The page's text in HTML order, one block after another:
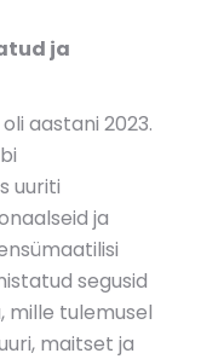
ja
aastani 2023.
uuriti
ja
segusid
mille tulemusel
maitset ja